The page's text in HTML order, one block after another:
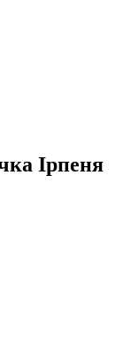
Ірпеня